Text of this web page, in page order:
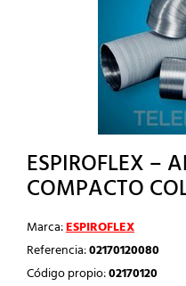
ESPIROFLEX –
COMPACTO
Marca:ESPIROFLEX
Referencia:02170120080
Código propio:02170120